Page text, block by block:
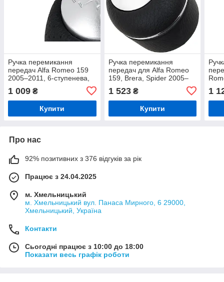
Ручка перемикання
передач Alfa Romeo 159
2005–2011, 6-ступенева,
вставка
1 009 ₴
Купити
Ручка перемикання
передач для Alfa Romeo
159, Brera, Spider 2005–
2014, 6-ступенева, чорна
шкіра + срібляста
1 523₴
Купити
1
Про нас
92% позитивних з 376 відгуків за рік
Працює з 24.04.2025
м. Хмельницький
м. Хмельницький вул. Панаса Мирного, 6 29000,
Хмельницький, Україна
Контакти
Сьогодні працює з 10:00 до 18:00
Показати весь графік роботи